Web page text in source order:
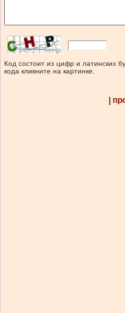
Код состоит из цифр и латинских
кода кликните на картинке.
|